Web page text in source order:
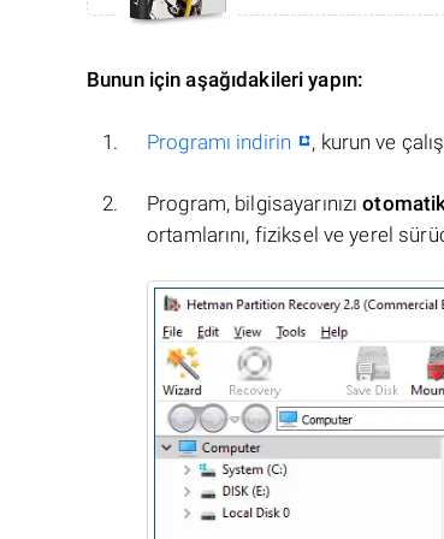
Bunun için aşağıdakileri yapın:
Programı indirin , kurun ve
Program, bilgisayarınızı
ortamlarını, fiziksel ve yerel